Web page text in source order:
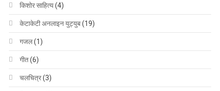
किशोर साहित्य(4)
केटाकेटी अनलाइन युट्युब(19)
गजल(1)
गीत(6)
चलचित्र(3)